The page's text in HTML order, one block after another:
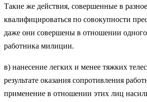
Такие же действия, совершенные в
квалифицироваться по совокупности
даже они совершены в отношении
работника милиции.
в) нанесение легких и менее тяжких
результате оказания сопротивления
применение в отношении этих лиц